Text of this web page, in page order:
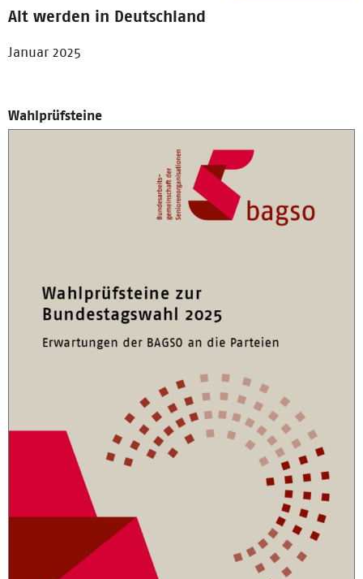
Alt werden in Deutschland
Januar 2025
Wahlprüfsteine